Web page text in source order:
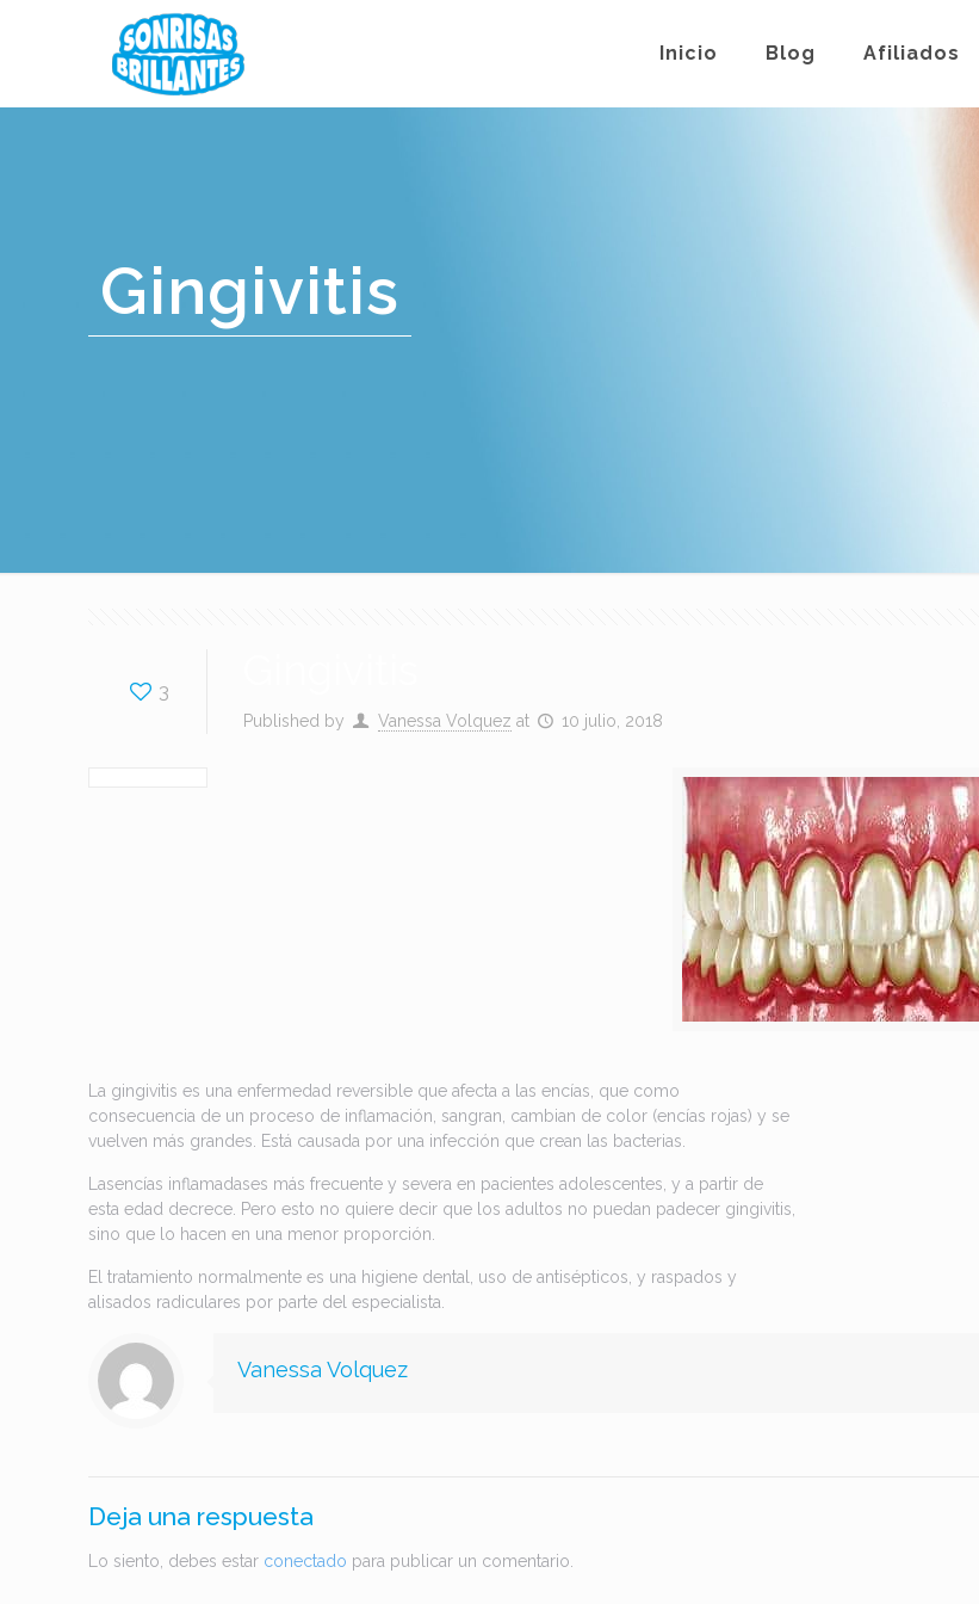
Inicio Blog Afiliados
Gingivitis
3
Published by Vanessa Volquez at 10 julio, 2018
La gingivitis es una enfermedad reversible que afecta a las encías, que como
consecuencia de un proceso de inflamación, sangran, cambian de color (encías rojas) y se
vuelven más grandes. Está causada por una infección que crean las bacterias.
Lasencías inflamadases más frecuente y severa en pacientes adolescentes, y a partir de
esta edad decrece. Pero esto no quiere decir que los adultos no puedan padecer gingivitis,
sino que lo hacen en una menor proporción.
El tratamiento normalmente es una higiene dental, uso de antisépticos, y raspados y
alisados radiculares por parte del especialista.
Vanessa Volquez
Deja una respuesta
Lo siento, debes estar conectado para publicar un comentario.